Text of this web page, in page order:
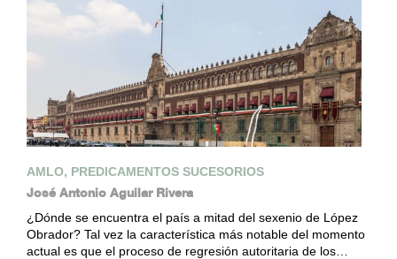
AMLO, PREDICAMENTOS SUCESORIOS
José Antonio Aguilar Rivera
¿Dónde se encuentra el país a mitad del sexenio de López
Obrador? Tal vez la característica más notable del momento
actual es que el proceso de regresión autoritaria de los…